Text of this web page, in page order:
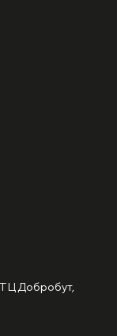
ТЦ Добробут,